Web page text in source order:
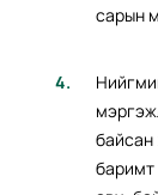
сарын
байсан
баримт